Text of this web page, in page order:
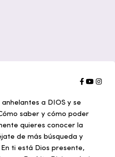
a DIOS y se
saber y cómo poder
quieres conocer la
de más búsqueda y
En ti está Dios presente,